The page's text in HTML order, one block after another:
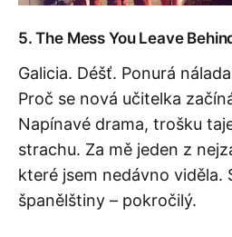
5. The Mess You Leave
Galicia. Déšť. Ponurá
Proč se nová učitelka
Napínavé drama, trošku
strachu. Za mě jeden z
které jsem nedávno viděla.
španělštiny – pokročilý.